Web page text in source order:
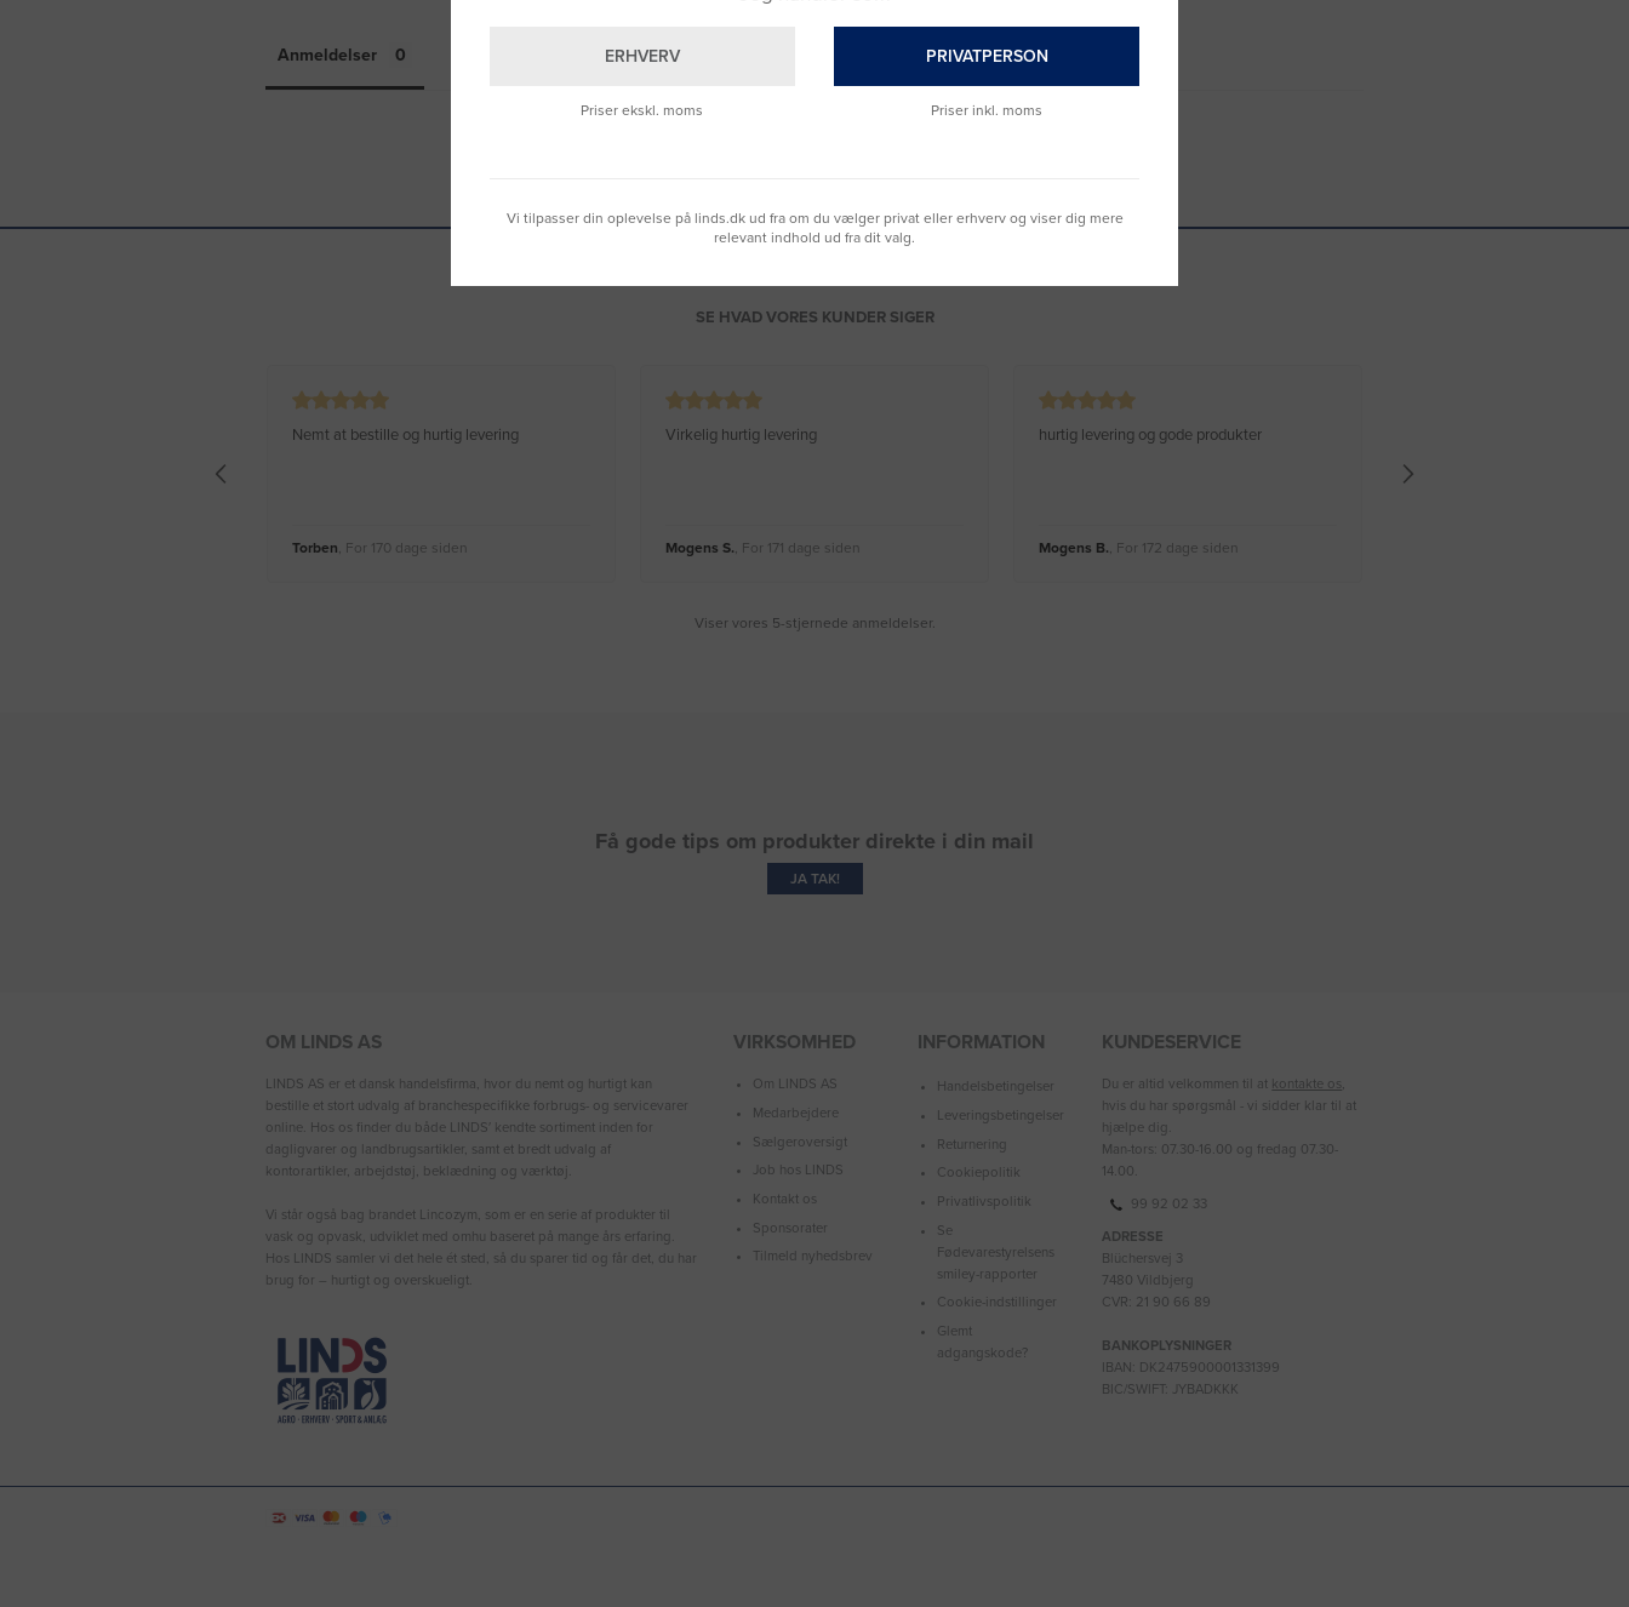
Anmeldelser
SE HVAD VORES KUNDER SIGER
Nemt at bestille og hurtig levering
Torben, For 170 dage siden
Virkelig hurtig levering
Mogens S., For 171 dage siden
hurtig levering og gode produkter
Mogens B., For 172 dage siden
Viser vores 5-stjernede anmeldelser.
Få gode tips om produkter direkte i din mail
JA TAK!
OM LINDS AS
LINDS AS er et dansk handelsfirma, hvor du nemt og hurtigt kan
bestille et stort udvalg af branchespecifikke forbrugs- og servicevarer
online. Hos os finder du både LINDS′ kendte sortiment inden for
dagligvarer og landbrugsartikler, samt et bredt udvalg af
kontorartikler, arbejdstøj, beklædning og værktøj.
Vi står også bag brandet Lincozym, som er en serie af produkter til
vask og opvask, udviklet med omhu baseret på mange års erfaring.
Hos LINDS samler vi det hele ét sted, så du sparer tid og får det, du har
brug for – hurtigt og overskueligt.
VIRKSOMHED
Om LINDS AS
Medarbejdere
Sælgeroversigt
Job hos LINDS
Kontakt os
Sponsorater
Tilmeld nyhedsbrev
INFORMATION
Handelsbetingelser
Leveringsbetingelser
Returnering
Cookiepolitik
Privatlivspolitik
Se
Fødevarestyrelsens
smiley-rapporter
Cookie-indstillinger
Glemt
adgangskode?
KUNDESERVICE
Du er altid velkommen til at kontakte os,
hvis du har spørgsmål - vi sidder klar til at
hjælpe dig.
Man-tors: 07.30-16.00 og fredag 07.30-
14.00.
99 92 02 33
ADRESSE
Blüchersvej 3
7480 Vildbjerg
CVR: 21 90 66 89
BANKOPLYSNINGER
IBAN: DK2475900001331399
BIC/SWIFT: JYBADKKK
ERHVERV
Priser ekskl. moms
PRIVATPERSON
Priser inkl. moms
Vi tilpasser din oplevelse på linds.dk ud fra om du vælger privat eller erhverv og viser dig mere
relevant indhold ud fra dit valg.